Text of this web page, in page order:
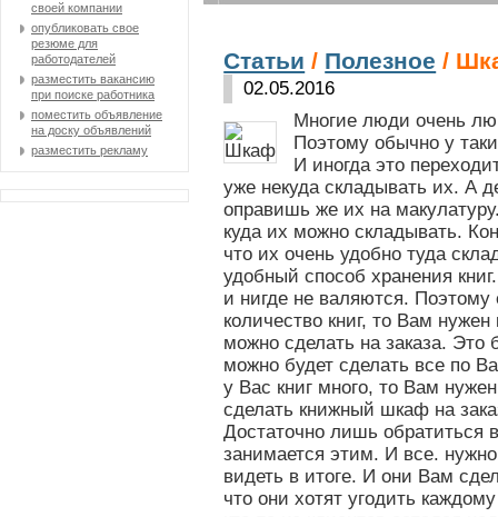
своей компании
опубликовать свое
резюме для
работодателей
разместить вакансию
при поиске работника
поместить объявление
на доску объявлений
разместить рекламу
Статьи / Полезное /
02.05.2016
Многие люди очень
Поэтому обычно у
И иногда это
уже некуда складывать их. А
оправишь же их на
куда их можно складывать.
что их очень удобно туда
удобный способ хранения
и нигде не валяются.
количество книг, то Вам
можно сделать на заказа. Это
можно будет сделать все по
у Вас книг много, то Вам
сделать книжный шкаф на
Достаточно лишь обратиться
занимается этим. И все.
видеть в итоге. И они Вам
что они хотят угодить